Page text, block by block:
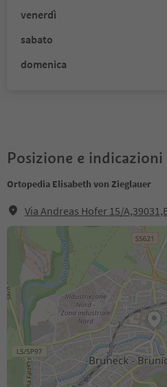
venerdì
sabato
domenica
Posizione e indicazioni
Ortopedia Elisabeth von Zieglauer
Via Andreas Hofer 15/